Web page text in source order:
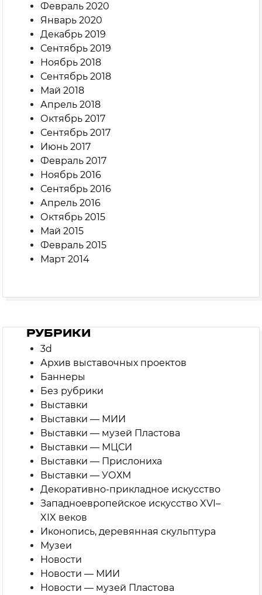
Февраль 2020
Январь 2020
Декабрь 2019
Сентябрь 2019
Ноябрь 2018
Сентябрь 2018
Май 2018
Апрель 2018
Октябрь 2017
Сентябрь 2017
Июнь 2017
Февраль 2017
Ноябрь 2016
Сентябрь 2016
Апрель 2016
Октябрь 2015
Май 2015
Февраль 2015
Март 2014
РУБРИКИ
3d
Архив выставочных проектов
Баннеры
Без рубрики
Выставки
Выставки — МИИ
Выставки — музей Пластова
Выставки — МЦСИ
Выставки — Прислониха
Выставки — УОХМ
Декоративно-прикладное искусство
Западноевропейское искусство XVI–
XIX веков
Иконопись, деревянная скульптура
Музеи
Новости
Новости — МИИ
Новости — музей Пластова